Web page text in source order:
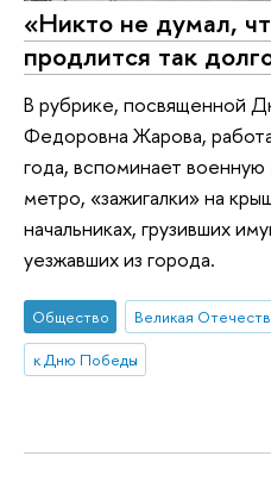
«Никто не думал,
продлится так
В рубрике, посвященной
Федоровна Жарова,
года, вспоминает
метро, «зажигалки» на
начальниках, грузивших
уезжавших из города.
Общество Великая
к Дню Победы